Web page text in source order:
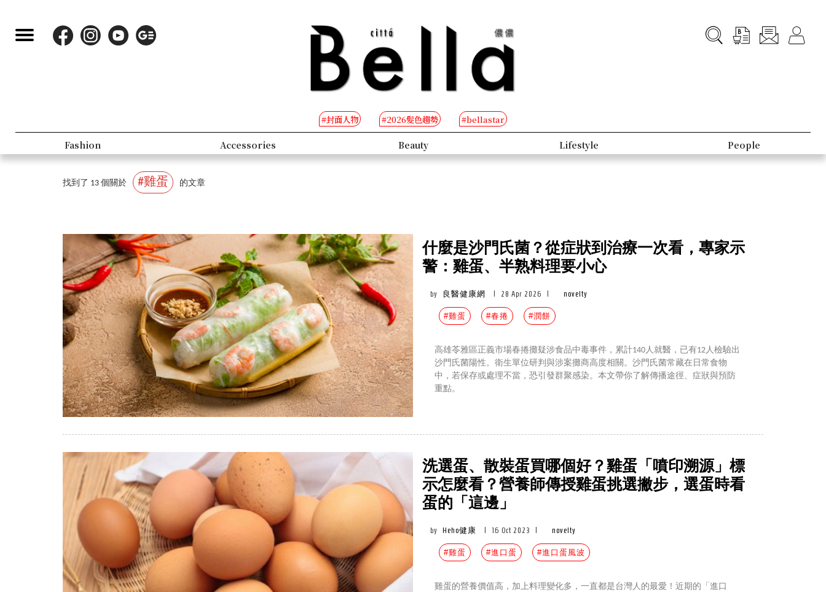
#封面人物 #2026髮色趨勢 #bellastar
Fashion Accessories Beauty Lifestyle People
找到了 13 個關於 #雞蛋 的文章
什麼是沙門氏菌？從症狀到治療一次看，專家示
警：雞蛋、半熟料理要小心
by 良醫健康網 28 Apr 2026 novelty
#雞蛋 #春捲 #潤餅
高雄苓雅區正義市場春捲攤疑涉食品中毒事件，累計140人就醫，已有12人檢驗出
沙門氏菌陽性。衛生單位研判與涉案攤商高度相關。沙門氏菌常藏在日常食物
中，若保存或處理不當，恐引發群聚感染。本文帶你了解傳播途徑、症狀與預防
重點。
洗選蛋、散裝蛋買哪個好？雞蛋「噴印溯源」標
示怎麼看？營養師傳授雞蛋挑選撇步，選蛋時看
蛋的「這邊」
by Heho健康 16 Oct 2023 novelty
#雞蛋 #進口蛋 #進口蛋風波
雞蛋的營養價值高，加上料理變化多，一直都是台灣人的最愛！近期的「進口